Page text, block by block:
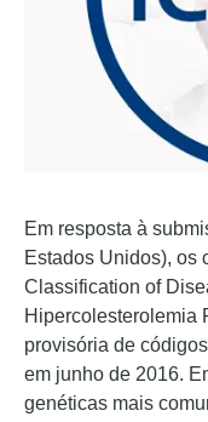
Em resposta à
Estados Unidos), os
Classification of
Hipercolesterolemia
provisória de
em junho de 2016.
genéticas mais